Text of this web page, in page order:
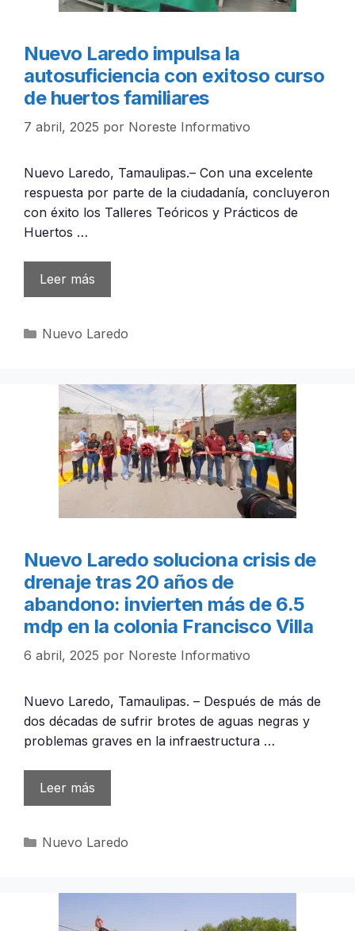
Nuevo Laredo impulsa la
autosuficiencia con exitoso curso
de huertos familiares
7 abril, 2025 por Noreste Informativo
Nuevo Laredo, Tamaulipas.– Con una excelente
respuesta por parte de la ciudadanía, concluyeron
con éxito los Talleres Teóricos y Prácticos de
Huertos …
Leer más
Categorías
Nuevo Laredo
Nuevo Laredo soluciona crisis de
drenaje tras 20 años de
abandono: invierten más de 6.5
mdp en la colonia Francisco Villa
6 abril, 2025 por Noreste Informativo
Nuevo Laredo, Tamaulipas. – Después de más de
dos décadas de sufrir brotes de aguas negras y
problemas graves en la infraestructura …
Leer más
Categorías
Nuevo Laredo